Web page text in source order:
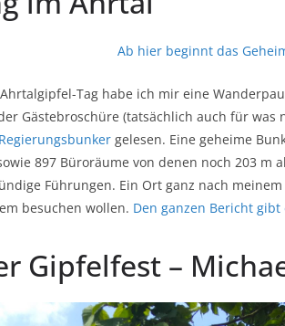
Tag habe ich mir eine
Gästebroschüre (tatsächlich auch für was
gelesen. Eine geheime
897 Büroräume von denen noch 203
Führungen. Ein Ort ganz nach
besuchen wollen. Den ganzen Bericht
Gipfelfest –